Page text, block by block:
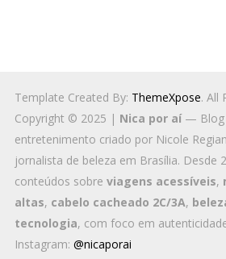
Template Created By: ThemeXpose. All
Copyright © 2025 | Nica por aí— Blog
entretenimento criado por Nicole
jornalista de beleza em Brasília. Desde
conteúdos sobre viagens acessíveis,
altas, cabelo cacheado 2C/3A,
tecnologia, com foco em
Instagram: @nicaporai